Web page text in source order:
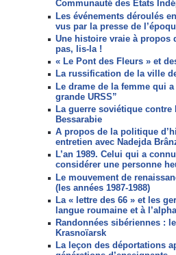
Communauté des Etats
Les événements déroulés
vus par la presse de
Une histoire vraie à propos
pas, lis-la !
« Le Pont des Fleurs » et
La russification de la ville
Le drame de la femme qui
grande URSS”
La guerre soviétique
Bessarabie
A propos de la politique
entretien avec Nadejda
L’an 1989. Celui qui a
considérer une personne
Le mouvement de
(les années 1987-1988)
La « lettre des 66 » et les
langue roumaine et à
Randonnées sibériennes :
Krasnoїarsk
La leçon des déportations